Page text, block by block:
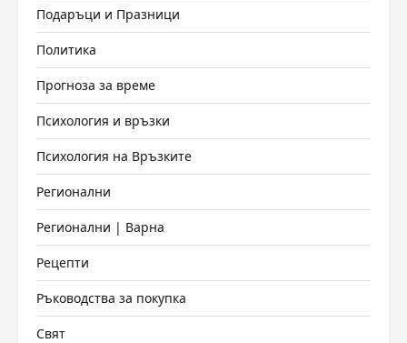
Подаръци и Празници
Политика
Прогноза за време
Психология и връзки
Психология на Връзките
Регионални
Регионални | Варна
Рецепти
Ръководства за покупка
Свят